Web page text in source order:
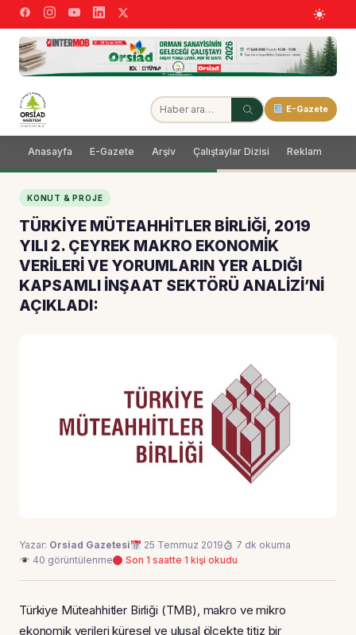
E-Gazete
Anasayfa E-Gazete Arşiv Çalıştaylar Dizisi Reklam
KONUT & PROJE
TÜRKİYE MÜTEAHHİTLER BİRLİĞİ, 2019
YILI 2. ÇEYREK MAKRO EKONOMİK
VERİLERİ VE YORUMLARIN YER ALDIĞI
KAPSAMLI İNŞAAT SEKTÖRÜ ANALİZİ’Nİ
AÇIKLADI:
Yazar: Orsiad Gazetesi 25 Temmuz 2019
7 dk okuma
40 görüntülenme
Son 1 saatte 1 kişi okudu
Türkiye Müteahhitler Birliği (TMB), makro ve mikro
ekonomik verileri küresel ve ulusal ölçekte titiz bir